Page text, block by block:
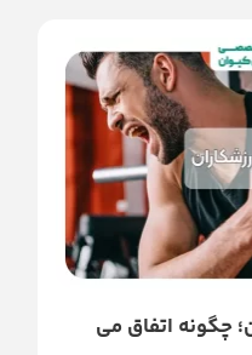
چگونه اتفاق می